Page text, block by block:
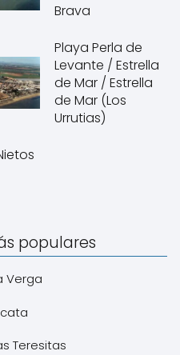
Brava
Playa Perla de
Levante / Estrella
de Mar / Estrella
de Mar (Los
Urrutias)
populares
Verga
Teresitas